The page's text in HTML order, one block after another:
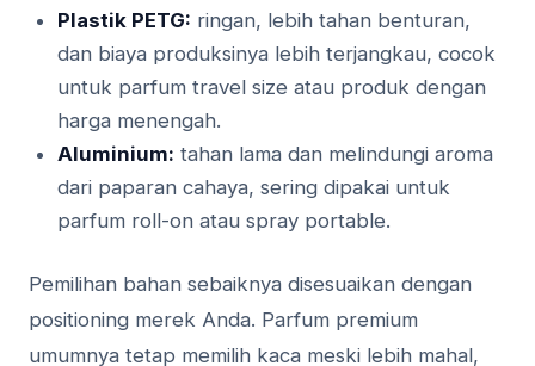
Plastik PETG: ringan, lebih tahan benturan,
dan biaya produksinya lebih terjangkau, cocok
untuk parfum travel size atau produk dengan
harga menengah.
Aluminium: tahan lama dan melindungi aroma
dari paparan cahaya, sering dipakai untuk
parfum roll-on atau spray portable.
Pemilihan bahan sebaiknya disesuaikan dengan
positioning merek Anda. Parfum premium
umumnya tetap memilih kaca meski lebih mahal,